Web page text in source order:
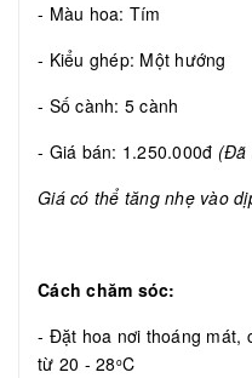
- Màu hoa: Tím
- Kiểu ghép: Một hướng
- Số cành: 5 cành
- Giá bán: 1.250.000đ (Đã
Giá có thể tăng nhẹ vào
Cách chăm sóc:
- Đặt hoa nơi thoáng mát,
từ 20 - 28oC